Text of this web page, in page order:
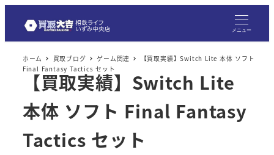
メニュー
ホーム 買取ブログ ゲーム関連
【買取実績】Switch Lite 本体 ソフト
Final Fantasy Tactics セット
【買取実績】Switch Lite
本体 ソフト Final Fantasy
Tactics セット